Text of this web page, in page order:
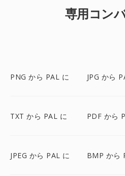
専用コン
PNG から PAL に JPG から
TXT から PAL に PDF から
JPEG から PAL に BMP から